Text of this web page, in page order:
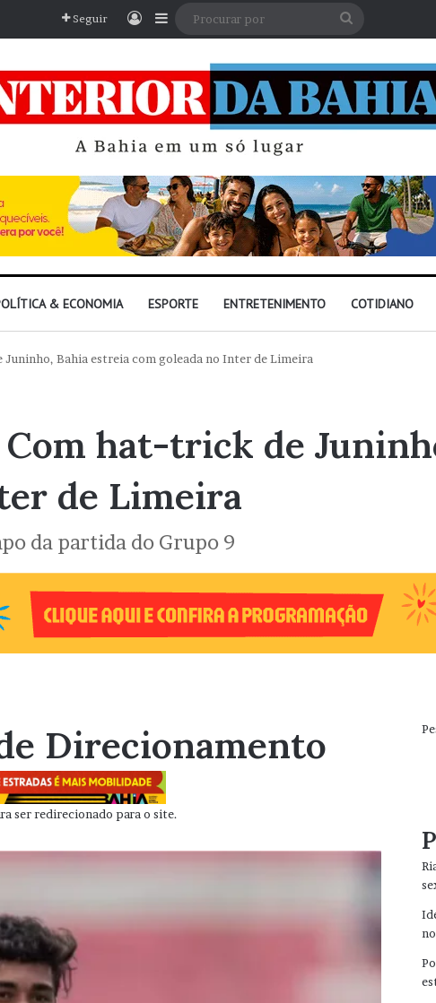
Seguir EntrarBarra Lateral
& ECONOMIA ESPORTE ENTRETENIMENTO COTIDIANO
Juninho, Bahia estreia com goleada no Inter de Limeira
Com hat-trick de
de Limeira
da partida do Grupo 9
Direcionamento
ser redirecionado para o site.